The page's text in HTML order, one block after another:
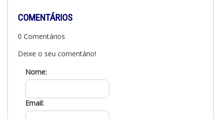
COMENTÁRIOS
0 Comentários
Deixe o seu comentário!
Nome:
Email: